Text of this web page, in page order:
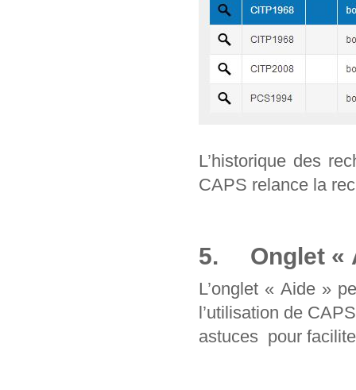
L’historique des
CAPS relance la
5. Onglet «
L’onglet « Aide »
l’utilisation de
astuces pour